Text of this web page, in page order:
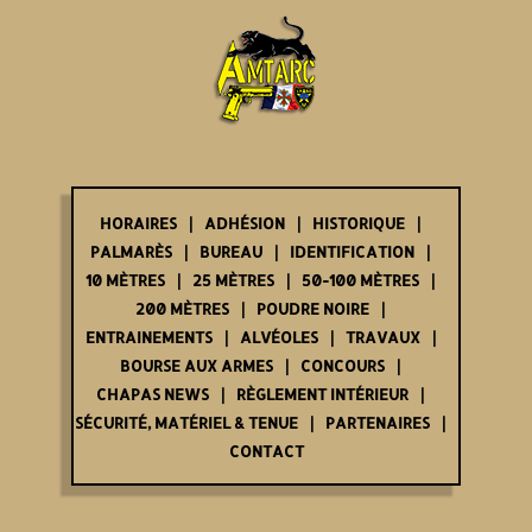
HORAIRES ADHÉSION
HISTORIQUE
PALMARÈS
BUREAU
IDENTIFICATION
10 MÈTRES
25 MÈTRES
50-100 MÈTRES
200 MÈTRES
POUDRE NOIRE
ENTRAINEMENTS
ALVÉOLES
TRAVAUX
BOURSE AUX ARMES
CONCOURS
CHAPAS NEWS
RÈGLEMENT INTÉRIEUR
SÉCURITÉ, MATÉRIEL & TENUE
PARTENAIRES
CONTACT